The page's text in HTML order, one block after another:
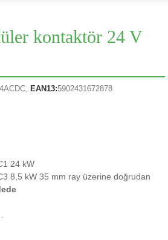
kontaktör 24 V
EAN13:5902431672878
24 kW
8,5 kW 35 mm ray üzerine doğrudan